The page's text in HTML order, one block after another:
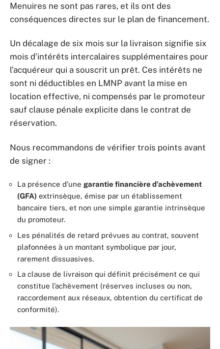
Menuires ne sont pas rares, et ils ont des
conséquences directes sur le plan de financement.
Un décalage de six mois sur la livraison signifie six
mois d’intérêts intercalaires supplémentaires pour
l’acquéreur qui a souscrit un prêt. Ces intérêts ne
sont ni déductibles en LMNP avant la mise en
location effective, ni compensés par le promoteur
sauf clause pénale explicite dans le contrat de
réservation.
Nous recommandons de vérifier trois points avant
de signer :
La présence d’une garantie financière d’achèvement
(GFA) extrinsèque, émise par un établissement
bancaire tiers, et non une simple garantie intrinsèque
du promoteur.
Les pénalités de retard prévues au contrat, souvent
plafonnées à un montant symbolique par jour,
rarement dissuasives.
La clause de livraison qui définit précisément ce qui
constitue l’achèvement (réserves incluses ou non,
raccordement aux réseaux, obtention du certificat de
conformité).